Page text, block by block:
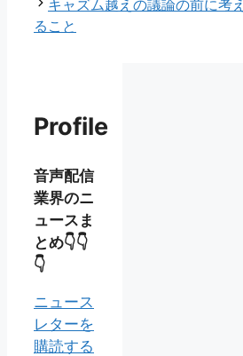
キャズム越えの議論の前に考え
ること
Profile
音声配信
業界のニ
ュースま
とめ👇👇
👇
ニュース
レターを
購読する